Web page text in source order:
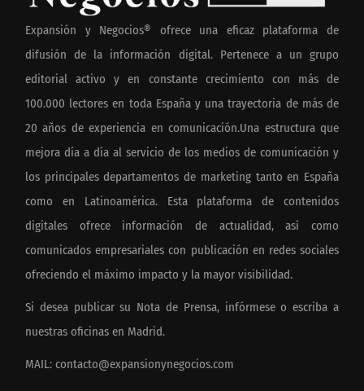
Expansión y Negocios® ofrece una eficaz plataforma de
difusión de la información digital. Pertenece a un grupo
editorial activo y en constante crecimiento con más de
100.000 lectores en toda España y una trayectoria de más de
20 años de experiencia en comunicación.Una estructura que
mejora día a día al servicio de los medios de comunicación y
los principales departamentos de marketing tanto en España
como en Latinoamérica. Esta plataforma de contenidos
digitales ofrece información de actualidad, así como
comunicados empresariales con publicación en redes sociales
ofreciendo el máximo impacto y la mayor visibilidad.
Si desea publicar su Nota de Prensa, infórmese o escriba a
nuestras oficinas en Madrid.
MAIL: contacto@expansionynegocios.com